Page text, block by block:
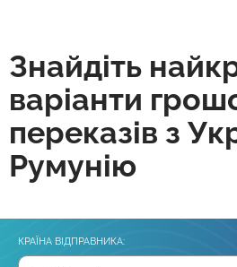
Знайдіть
варіанти
переказів з
Румунію
КРАЇНА ВІДПРАВНИКА: